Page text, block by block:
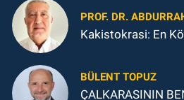
PROF. DR.
Kakistokrasi: En
BÜLENT TOPUZ
ÇALKARASININ